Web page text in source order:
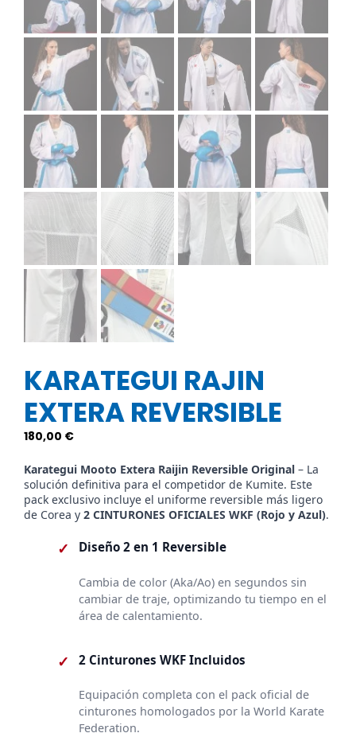
KARATEGUI RAJIN
EXTERA REVERSIBLE
180,00 €
Karategui Mooto Extera Raijin Reversible Original – La
solución definitiva para el competidor de Kumite. Este
pack exclusivo incluye el uniforme reversible más ligero
de Corea y 2 CINTURONES OFICIALES WKF (Rojo y Azul).
✓ Diseño 2 en 1 Reversible
Cambia de color (Aka/Ao) en segundos sin
cambiar de traje, optimizando tu tiempo en el
área de calentamiento.
✓ 2 Cinturones WKF Incluidos
Equipación completa con el pack oficial de
cinturones homologados por la World Karate
Federation.